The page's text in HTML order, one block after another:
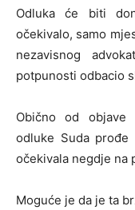
Odluka će biti
očekivalo, samo
nezavisnog
potpunosti odbacio
Obično od objave
odluke Suda
očekivala negdje na
Moguće je da je ta